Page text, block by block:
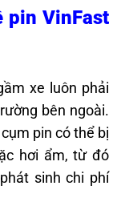
pin VinFast
xe luôn phải
bên ngoài.
pin có thể bị
hơi ẩm, từ đó
sinh chi phí